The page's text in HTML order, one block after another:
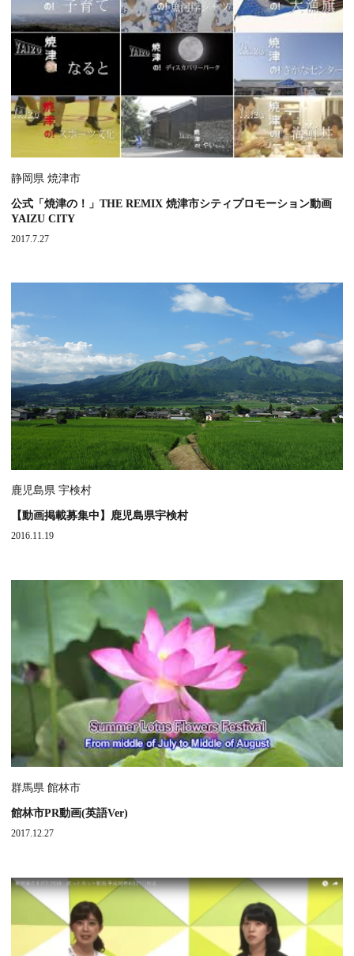
静岡県 焼津市
公式「焼津の！」THE REMIX 焼津市シティプロモーション動画
YAIZU CITY
2017.7.27
鹿児島県 宇検村
【動画掲載募集中】鹿児島県宇検村
2016.11.19
群馬県 館林市
館林市PR動画(英語Ver)
2017.12.27